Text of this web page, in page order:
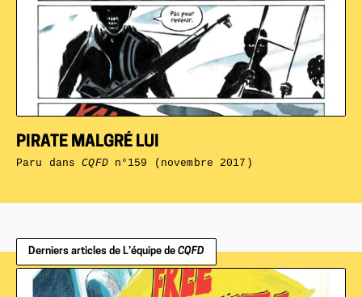
PIRATE MALGRÉ LUI
Paru dansCQFDn°159 (novembre 2017)
Derniers articles de L’équipe de CQFD